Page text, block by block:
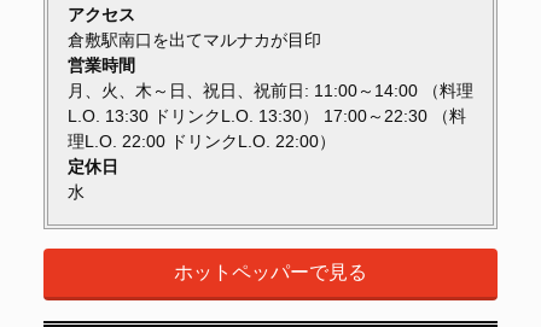
アクセス
倉敷駅南口を出てマルナカが目印
営業時間
月、火、木～日、祝日、祝前日: 11:00～14:00 （料理
L.O. 13:30 ドリンクL.O. 13:30） 17:00～22:30 （料
理L.O. 22:00 ドリンクL.O. 22:00）
定休日
水
ホットペッパーで見る